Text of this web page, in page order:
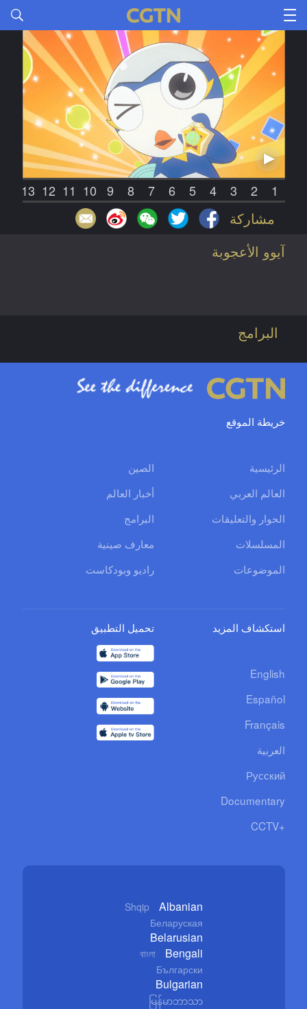
1
2
3
4
5
6
7
8
9
10
11
12
13
مشاركة
آيوو الأعجوبة
البرامج
خريطة الموقع
الرئيسية
الصين
العالم العربي
أخبار العالم
الحوار والتعليقات
البرامج
المسلسلات
معارف صينية
الموضوعات
راديو وبودكاست
استكشاف المزيد
English
Español
Français
العربية
Русский
Documentary
CCTV+
تحميل التطبيق
Shqip Albanian
Беларуская
Belarusian
বাংলা Bengali
Български
Bulgarian
မြန်မာဘာသာ